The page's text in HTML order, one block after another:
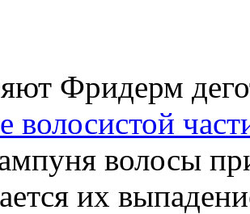
Фридерм
волосистой
волосы
их